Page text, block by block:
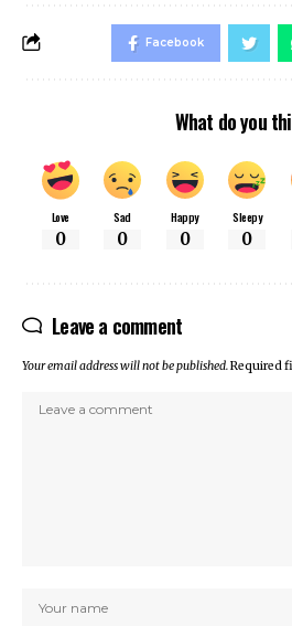
Facebook
What do you
Love
0
Sad
0
Happy
0
Sleepy
0
Leave a comment
Your email address will not be published.Required